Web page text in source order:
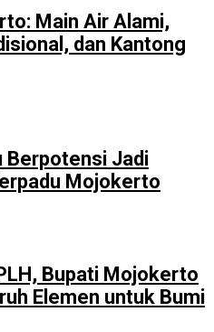
Main Air Alami,
dan Kantong
Berpotensi Jadi
Mojokerto
Bupati Mojokerto
Elemen untuk Bumi